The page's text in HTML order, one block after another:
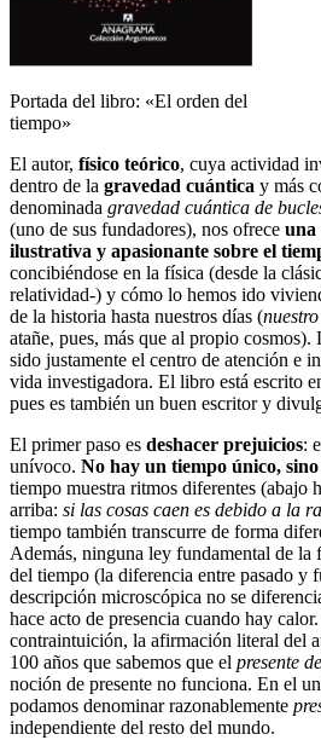
Portada del libro: «El orden del
tiempo»
El autor, físico teórico, cuya actividad
dentro de la gravedad cuántica y más
denominada gravedad cuántica de
(uno de sus fundadores), nos ofrece una
ilustrativa y apasionante sobre el
concibiéndose en la física (desde la
relatividad-) y cómo lo hemos ido
de la historia hasta nuestros días (
atañe, pues, más que al propio
sido justamente el centro de atención e
vida investigadora. El libro está escrito
pues es también un buen escritor y
El primer paso es deshacer prejuicios:
unívoco. No hay un tiempo único,
tiempo muestra ritmos diferentes (abajo
arriba: si las cosas caen es debido a la
tiempo también transcurre de forma
Además, ninguna ley fundamental de la
del tiempo (la diferencia entre pasado y
descripción microscópica no se
hace acto de presencia cuando hay
contraintuición, la afirmación literal del
100 años que sabemos que el presente
noción de presente no funciona. En el
podamos denominar razonablemente
independiente del resto del mundo.